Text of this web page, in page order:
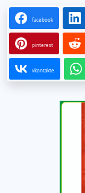
facebook
pinterest
vkontakte